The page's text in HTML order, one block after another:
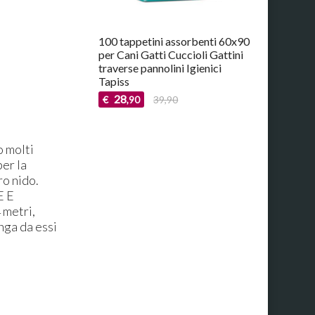
molti
la
nido.
E
metri,
da essi
100 tappetini assorbenti 60x90
per Cani Gatti Cuccioli Gattini
traverse pannolini Igienici
Tapiss
€ 28,90 39,90